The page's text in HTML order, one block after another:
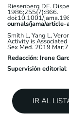
Riesenberg DE.
1986;255(7):866.
doi:10.1001/
ournals/jama/
Smith L, Yang L,
Activity is
Sex Med. 2019
Redacción: Irene
Supervisión editorial:
IR AL